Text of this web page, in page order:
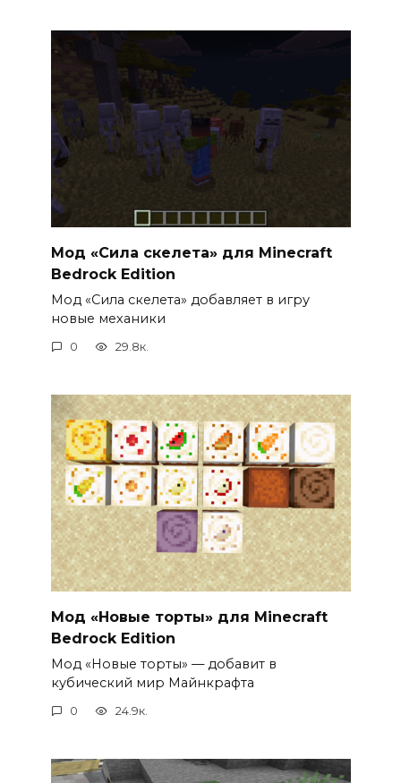
Мод «Сила скелета» для Minecraft
Bedrock Edition
Мод «Сила скелета» добавляет в игру
новые механики
0 29.8к.
Мод «Новые торты» для Minecraft
Bedrock Edition
Мод «Новые торты» — добавит в
кубический мир Майнкрафта
0 24.9к.